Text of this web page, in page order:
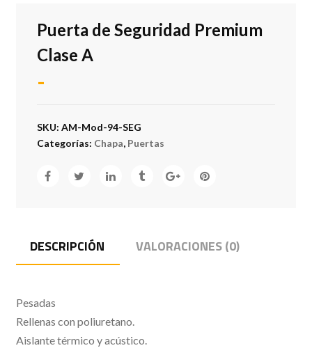
Puerta de Seguridad Premium
Clase A
-
SKU: AM-Mod-94-SEG
Categorías: Chapa, Puertas
DESCRIPCIÓN VALORACIONES (0)
Pesadas
Rellenas con poliuretano.
Aislante térmico y acústico.